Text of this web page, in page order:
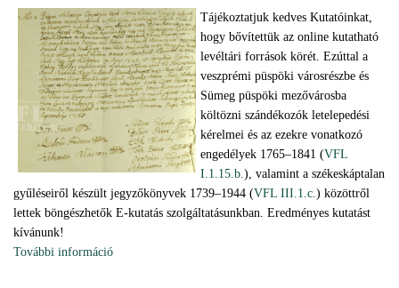
Tájékoztatjuk kedves Kutatóinkat,
hogy bővítettük az online kutatható
levéltári források körét. Ezúttal a
veszprémi püspöki városrészbe és
Sümeg püspöki mezővárosba
költözni szándékozók letelepedési
kérelmei és az ezekre vonatkozó
engedélyek 1765–1841 (VFL
I.1.15.b.), valamint a székeskáptalan
gyűléseiről készült jegyzőkönyvek 1739–1944 (VFL III.1.c.) közöttről
lettek böngészhetők E-kutatás szolgáltatásunkban. Eredményes kutatást
kívánunk!
További információ